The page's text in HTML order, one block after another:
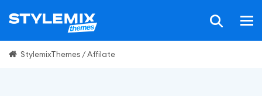
StylemixThemes /Affilate